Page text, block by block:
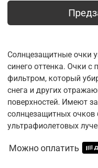
Солнцезащитные очки
синего оттенка. Очки
фильтром, который
снега и других
поверхностей. Имеют
солнцезащитных очков
ультрафиолетовых
Можно оплатить